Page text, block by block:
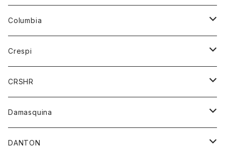
チーフ
バンダナ
トレーナー
パーカー
カーディガン
ニット
Columbia
アウター
ジャケット
Crespi
ジャケット
ワンピース
ブラウス
CRSHR
キャップ
Damasquina
ウォレット
DANTON